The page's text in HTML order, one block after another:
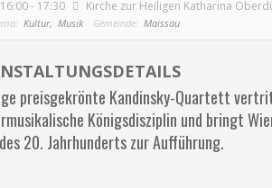
16:00 - 17:30 Kirche zur Heiligen Katharina
Kultur, Musik Gemeinde: Maissau
preisgekrönte Kandinsky-Quartett
Königsdisziplin und bringt
20. Jahrhunderts zur Aufführung.